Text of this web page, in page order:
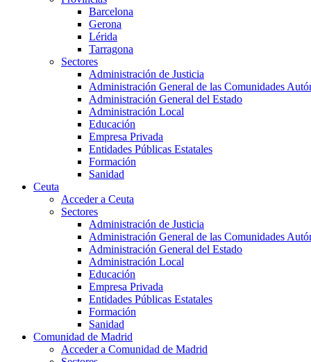
Barcelona
Gerona
Lérida
Tarragona
Sectores
Administración de Justicia
Administración General de las Comunidades
Administración General del Estado
Administración Local
Educación
Empresa Privada
Entidades Públicas Estatales
Formación
Sanidad
Ceuta
Acceder a Ceuta
Sectores
Administración de Justicia
Administración General de las Comunidades
Administración General del Estado
Administración Local
Educación
Empresa Privada
Entidades Públicas Estatales
Formación
Sanidad
Comunidad de Madrid
Acceder a Comunidad de Madrid